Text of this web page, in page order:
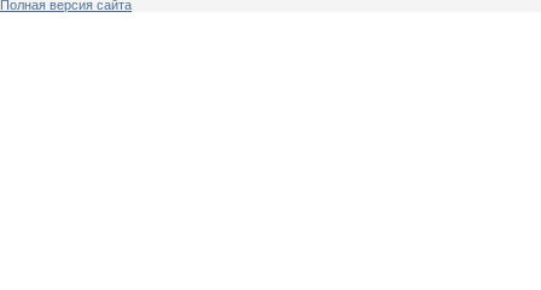
Полная версия сайта